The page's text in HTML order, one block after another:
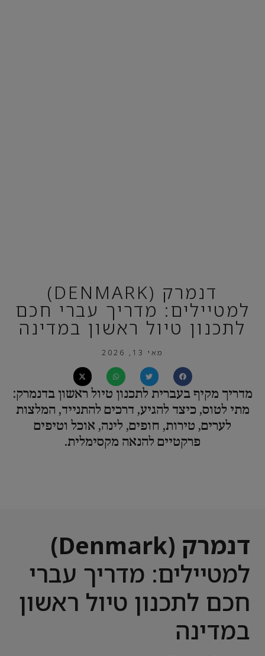
דנמרק (DENMARK)
למטיילים: מדריך עברי חכם
לתכנון טיול ראשון במדינה
מאי 13, 2026
מדריך מקיף בעברית לתכנון טיול ראשון בדנמרק:
מתי לטוס, כיצד להגיע, דרכים להתנייד, המלצות
לערים, טירות, חופים, לינה, אוכל וטיפים
פרקטיים להנאה מקסימלית.
דנמרק (Denmark)
למטיילים: מדריך עברי
חכם לתכנון טיול ראשון
במדינה